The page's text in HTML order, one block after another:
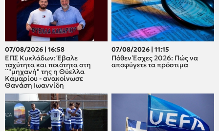
07/08/2026 | 16:58
ΕΠΣ Κυκλάδων: Έβαλε
ταχύτητα και ποιότητα στη
¨"μηχανή" της η Θύελλα
Καμαρίου - ανακοίνωσε
Θανάση Ιωαννίδη
07/08/2026 | 11:15
Πόθεν Έσχες 2026: Πώς να
αποφύγετε τα πρόστιμα